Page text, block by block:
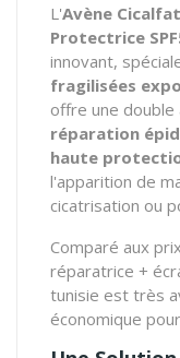
L'Avène
Protectrice
innovant,
fragilisées
offre une double
réparation
haute
l'apparition de
cicatrisation ou
Comparé aux
réparatrice +
tunisie est très
économique